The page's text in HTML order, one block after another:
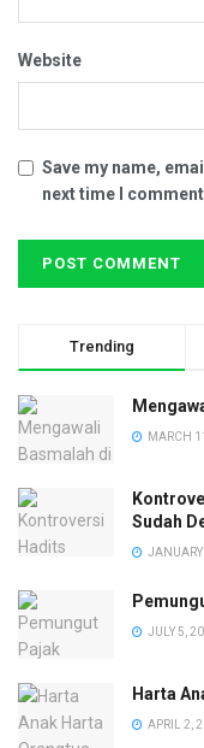
Website
Save my name,
next time I
Trending
MARCH
Sudah
JULY 5,
Harta
APRIL 2,